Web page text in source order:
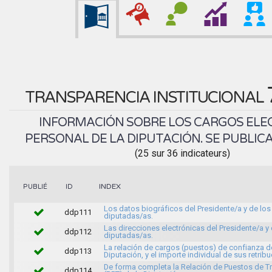
TRANSPARENCIA INSTITUCIONAL
INFORMACIÓN SOBRE LOS CARGOS
PERSONAL DE LA DIPUTACIÓN. SE
(25 sur 36 indicateurs)
PUBLIÉ ID INDEX
ddp111
Los datos biográficos del Presidente/a y de los
diputadas/as.
ddp112
Las direcciones electrónicas del Presidente/a y
diputadas/as.
ddp113
La relación de cargos (puestos) de confianza
Diputación, y el importe individual de sus
De forma completa la Relación de Puestos de